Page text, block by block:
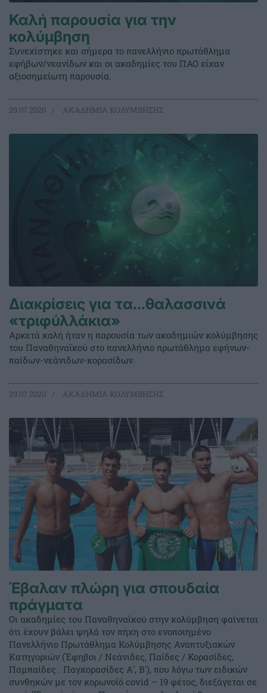
Καλή παρουσία για την
κολύμβηση
Συνεχίστηκε και σήμερα το πανελλήνιο πρωτάθλημα
εφήβων/νεανίδων και οι ακαδημίες του ΠΑΟ είχαν
αξιοσημείωτη παρουσία.
29.07.2020 ΑΚΑΔΗΜΙΑ ΚΟΛΥΜΒΗΣΗΣ
Διακρίσεις για τα…θαλασσινά
«τριφύλλάκια»
Αρκετά καλή ήταν η παρουσία των ακαδημιών κολύμβησης
του Παναθηναϊκού στο πανελλήνιο πρωτάθλημα εφήνων-
παίδων-νεάνιδων-κορασίδων.
29.07.2020 ΑΚΑΔΗΜΙΑ ΚΟΛΥΜΒΗΣΗΣ
Έβαλαν πλώρη για σπουδαία
πράγματα
Οι ακαδημίες του Παναθηναϊκού στην κολύμβηση φαίνεται
ότι έχουν βάλει ψηλά τον πήχη στο ενοποιημένο
Πανελλήνιο Πρωτάθλημα Κολύμβησης Αναπτυξιακών
Κατηγοριών (Έφηβοι / Νεάνιδες, Παίδες / Κορασίδες,
Παμπαίδες . Παγκορασίδες Α', Β'), που λόγω των ειδικών
συνθηκών με τον κορωνοϊό covid – 19 φέτος, διεξάγεται σε